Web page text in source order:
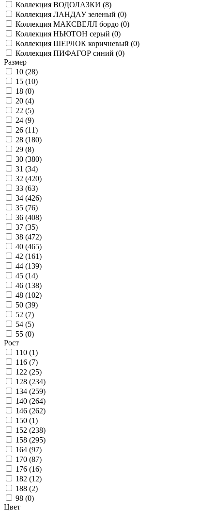
Коллекция ВОДОЛАЗКИ (8)
Коллекция ЛАНДАУ зеленый (0)
Коллекция МАКСВЕЛЛ бордо (0)
Коллекция НЬЮТОН серый (0)
Коллекция ШЕРЛОК коричневый (0)
Коллекция ПИФАГОР синий (0)
Размер
10 (28)
15 (10)
18 (0)
20 (4)
22 (5)
24 (9)
26 (11)
28 (180)
29 (8)
30 (380)
31 (34)
32 (420)
33 (63)
34 (426)
35 (76)
36 (408)
37 (35)
38 (472)
40 (465)
42 (161)
44 (139)
45 (14)
46 (138)
48 (102)
50 (39)
52 (7)
54 (5)
55 (0)
Рост
110 (1)
116 (7)
122 (25)
128 (234)
134 (259)
140 (264)
146 (262)
150 (1)
152 (238)
158 (295)
164 (97)
170 (87)
176 (16)
182 (12)
188 (2)
98 (0)
Цвет